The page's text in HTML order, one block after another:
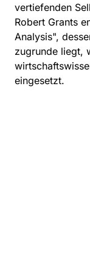
vertiefenden
Robert Grants
Analysis",
zugrunde liegt,
eingesetzt.